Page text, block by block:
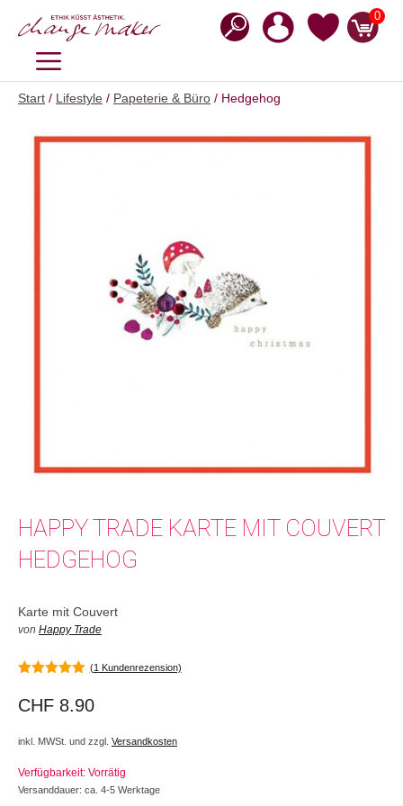
Inhalt
0
MENÜ
Start / Lifestyle / Papeterie & Büro / Hedgehog
HAPPY TRADE KARTE MIT COUVERT
HEDGEHOG
Karte mit Couvert
von Happy Trade
(1 Kundenrezension)
CHF 8.90
inkl. MWSt. und zzgl. Versandkosten
Verfügbarkeit: Vorrätig
Versanddauer: ca. 4-5 Werktage